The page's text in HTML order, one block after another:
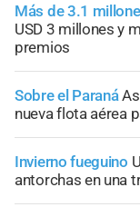
Más de 3.1
USD 3 millones y
premios
Sobre el Paraná
nueva flota aérea
Invierno fueguino
antorchas en una